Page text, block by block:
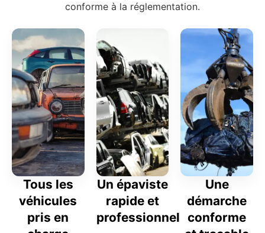
conforme à la réglementation.
Tous les
véhicules
pris en
Un épaviste
rapide et
professionnel
Une
démarche
conforme